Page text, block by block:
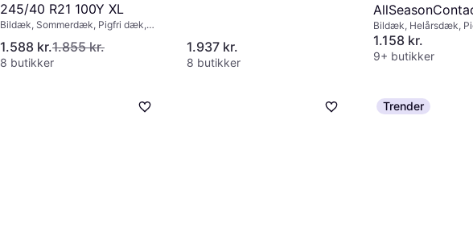
245/40 R21 100Y XL
Bildæk, Sommerdæk, Pigfri dæk,
Hastighedsindeks Y (300 km/t)
1.588 kr.1.855 kr.
8 butikker
1.937 kr.
8 butikker
215/50 R19 93T
Bildæk, Helårsdæk,
Størrelsesforhold 50 %,
Hastighedsindeks T
1.158 kr.
9+ butikker
Trender